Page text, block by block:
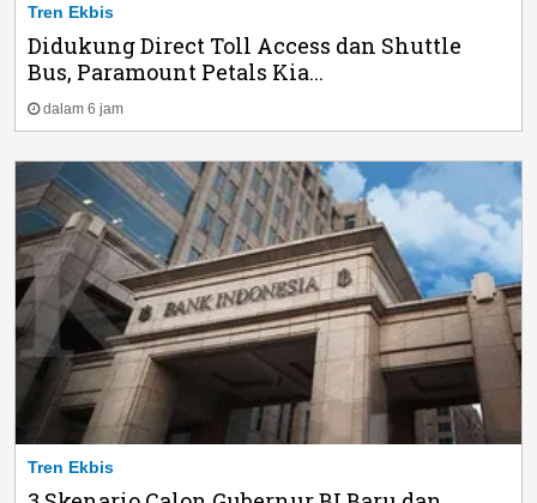
Tren Ekbis
Didukung Direct Toll Access dan Shuttle
Bus, Paramount Petals Kia...
dalam 6 jam
Tren Ekbis